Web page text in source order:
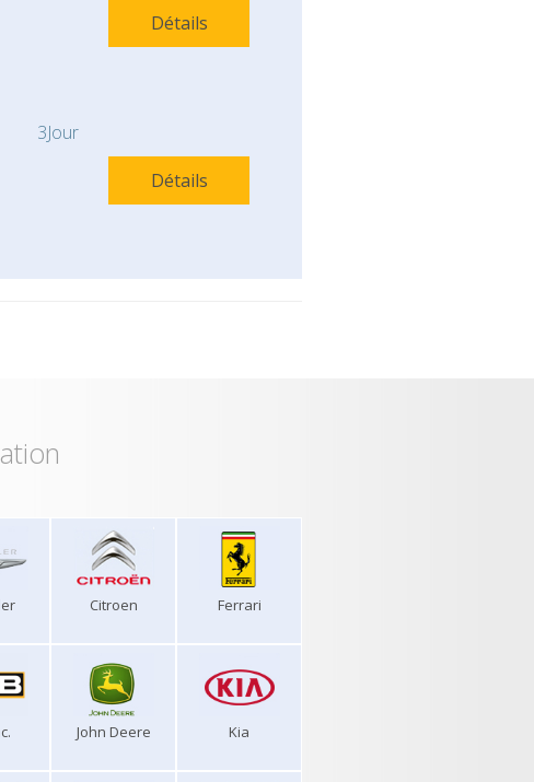
Détails
3Jour
Détails
Citroen Ferrari
John Deere Kia